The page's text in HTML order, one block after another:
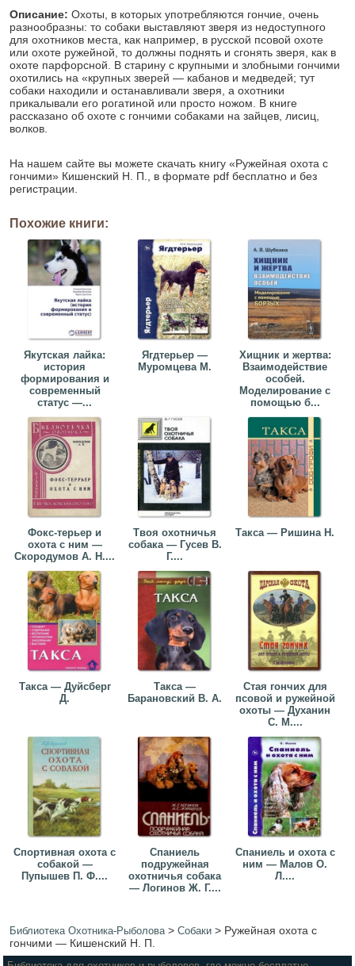
Описание: Охоты, в которых употребляются гончие, очень
разнообразны: то собаки выставляют зверя из недоступного
для охотников места, как например, в русской псовой охоте
или охоте ружейной, то должны поднять и сгонять зверя, как в
охоте парфорсной. В старину с крупными и злобными гончими
охотились на «крупных зверей — кабанов и медведей; тут
собаки находили и останавливали зверя, а охотники
прикалывали его рогатиной или просто ножом. В книге
рассказано об охоте с гончими собаками на зайцев, лисиц,
волков.
На нашем сайте вы можете скачать книгу «Ружейная охота с
гончими» Кишенский Н. П., в формате pdf бесплатно и без
регистрации.
Похожие книги:
Якутская лайка:
история
формирования и
современный
статус —...
Ягдтерьер —
Муромцева М.
Хищник и жертва:
Взаимодействие
особей.
Моделирование с
помощью б...
Фокс-терьер и
охота с ним —
Скородумов А. Н....
Твоя охотничья
собака — Гусев В.
Г....
Такса — Ришина Н.
Такса — Дуйсберг
Д.
Такса —
Барановский В. А.
Стая гончих для
псовой и ружейной
охоты — Духанин
С. М....
Спортивная охота с
собакой —
Пупышев П. Ф....
Спаниель
подружейная
охотничья собака
— Логинов Ж. Г....
Спаниель и охота с
ним — Малов О.
Л....
Библиотека Охотника-Рыболова>Собаки > Ружейная охота с
гончими — Кишенский Н. П.